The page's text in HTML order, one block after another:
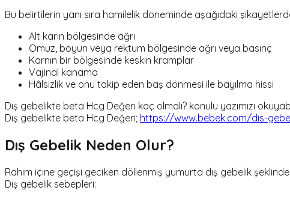
Bu belirtilerin yanı sıra hamilelik döneminde aşağıdaki
Alt karın bölgesinde ağrı
Omuz, boyun veya rektum bölgesinde ağrı veya basınç
Karnın bir bölgesinde keskin kramplar
Vajinal kanama
Hâlsizlik ve onu takip eden baş dönmesi ile bayılma hissi
Dış gebelikte beta Hcg Değeri kaç olmalı? konulu yazımızı
Dış gebelikte beta Hcg Değeri; https://www.bebek.com/dis-
Dış Gebelik Neden Olur?
Rahim içine geçişi geciken döllenmiş yumurta dış gebelik şeklinde
Dış gebelik sebepleri: